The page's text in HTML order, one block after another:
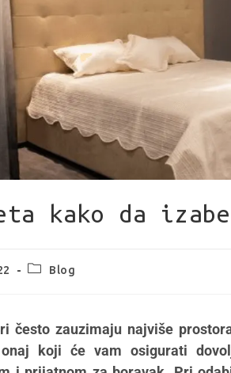
kako da
Blog
često zauzimaju najviše
onaj koji će vam osigurati